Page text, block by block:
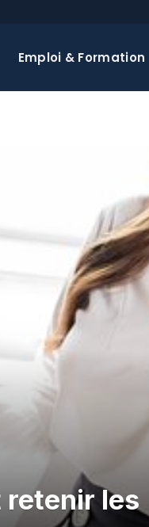
Emploi & Formation
retenir les